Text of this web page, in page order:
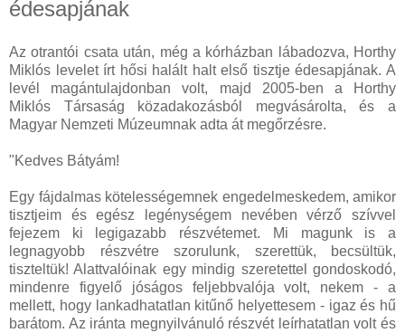
édesapjának
Az otrantói csata után, még a kórházban lábadozva, Horthy
Miklós levelet írt hősi halált halt első tisztje édesapjának. A
levél magántulajdonban volt, majd 2005-ben a Horthy
Miklós Társaság közadakozásból megvásárolta, és a
Magyar Nemzeti Múzeumnak adta át megőrzésre.
"Kedves Bátyám!
Egy fájdalmas kötelességemnek engedelmeskedem, amikor
tisztjeim és egész legénységem nevében vérző szívvel
fejezem ki legigazabb részvétemet. Mi magunk is a
legnagyobb részvétre szorulunk, szerettük, becsültük,
tiszteltük! Alattvalóinak egy mindig szeretettel gondoskodó,
mindenre figyelő jóságos feljebbvalója volt, nekem - a
mellett, hogy lankadhatatlan kitűnő helyettesem - igaz és hű
barátom. Az iránta megnyilvánuló részvét leírhatatlan volt és